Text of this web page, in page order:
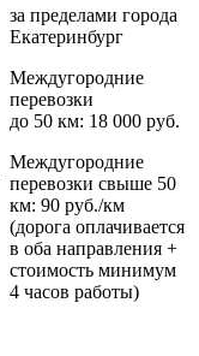
за пределами города
Екатеринбург
Междугородние
перевозки
до 50 км: 18 000 руб.
Междугородние
перевозки свыше 50
км: 90 руб./км
(дорога оплачивается
в оба направления +
стоимость минимум
4 часов работы)